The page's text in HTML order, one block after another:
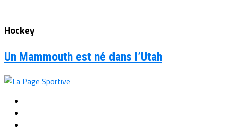
Hockey
Un Mammouth est né dans l’Utah